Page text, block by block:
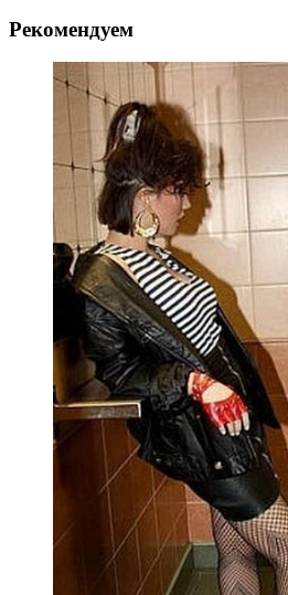
Рекомендуем